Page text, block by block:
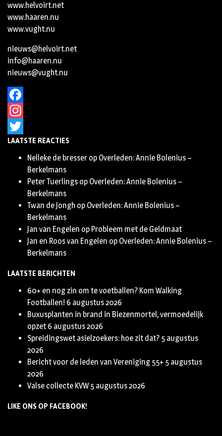
www.helvoirt.net
www.haaren.nu
www.vught.nu
nieuws@helvoirt.net
info@haaren.nu
nieuws@vught.nu
Facebook
Instagram
Twitter
LAATSTE REACTIES
Nelleke de bresser op Overleden: Annie Bolenius –
Berkelmans
Peter Tuerlings op Overleden: Annie Bolenius –
Berkelmans
Twan de Jongh op Overleden: Annie Bolenius –
Berkelmans
Jan van Engelen op Probleem met de Geldmaat
Jan en Roos van Engelen op Overleden: Annie Bolenius –
Berkelmans
LAATSTE BERICHTEN
60+ en nog zin om te voetballen? Kom Walking
Footballen! 6 augustus 2026
Buxusplanten in brand in Biezenmortel, vermoedelijk
opzet 6 augustus 2026
Spreidingswet asielzoekers: hoe zit dat? 5 augustus
2026
Bericht voor de leden van Vereniging 55+ 5 augustus
2026
Valse collecte KVW 5 augustus 2026
LIKE ONS OP FACEBOOK!